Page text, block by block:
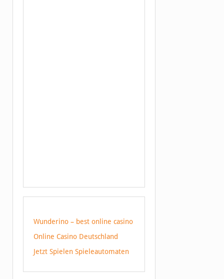
Wunderino – best online casino
Online Casino Deutschland
Jetzt Spielen Spieleautomaten